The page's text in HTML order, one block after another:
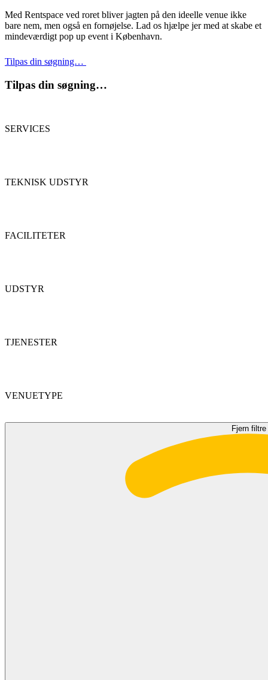
Med Rentspace ved roret bliver jagten på den ideelle venue ikke
bare nem, men også en fornøjelse. Lad os hjælpe jer med at skabe et
mindeværdigt pop up event i København.
Tilpas din søgning…
Tilpas din søgning…
SERVICES
TEKNISK UDSTYR
FACILITETER
UDSTYR
TJENESTER
VENUETYPE
Fjern filtre